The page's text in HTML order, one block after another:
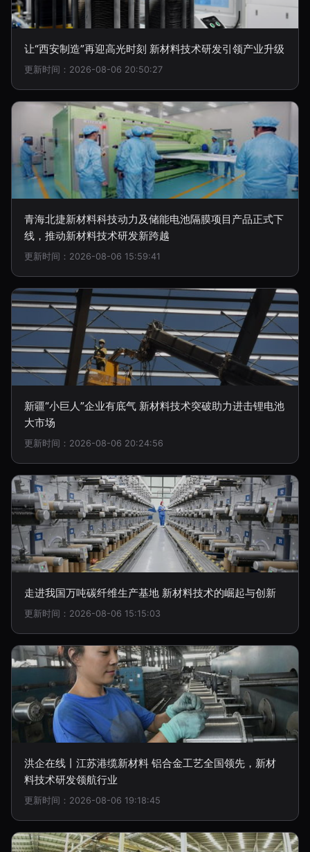
让“西安制造”再迎高光时刻 新材料技术研发引领产业升级
更新时间：2026-08-06 20:50:27
青海北捷新材料科技动力及储能电池隔膜项目产品正式下
线，推动新材料技术研发新跨越
更新时间：2026-08-06 15:59:41
新疆“小巨人”企业有底气 新材料技术突破助力进击锂电池
大市场
更新时间：2026-08-06 20:24:56
走进我国万吨碳纤维生产基地 新材料技术的崛起与创新
更新时间：2026-08-06 15:15:03
洪企在线丨江苏港缆新材料 铝合金工艺全国领先，新材
料技术研发领航行业
更新时间：2026-08-06 19:18:45